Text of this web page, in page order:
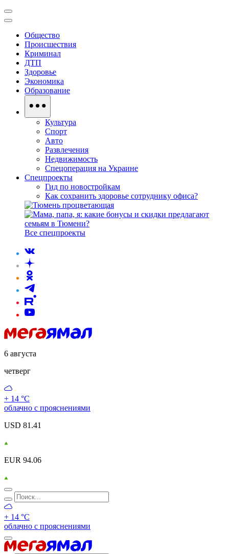
Общество
Происшествия
Криминал
ДТП
Здоровье
Экономика
Образование
Культура
Спорт
Авто
Развлечения
Недвижимость
Спецоперация на Украине
Спецпроекты
Гид по новостройкам
Как сохранить здоровье сотруднику офиса?
Все спецпроекты
6 августа
четверг
+ 14 °С
облачно с прояснениями
USD 81.41
EUR 94.06
+ 14 °С
облачно с прояснениями